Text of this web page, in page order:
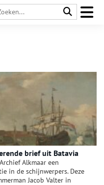
brief uit Batavia
Alkmaar een
in de schijnwerpers. Deze
Jacob Valter in